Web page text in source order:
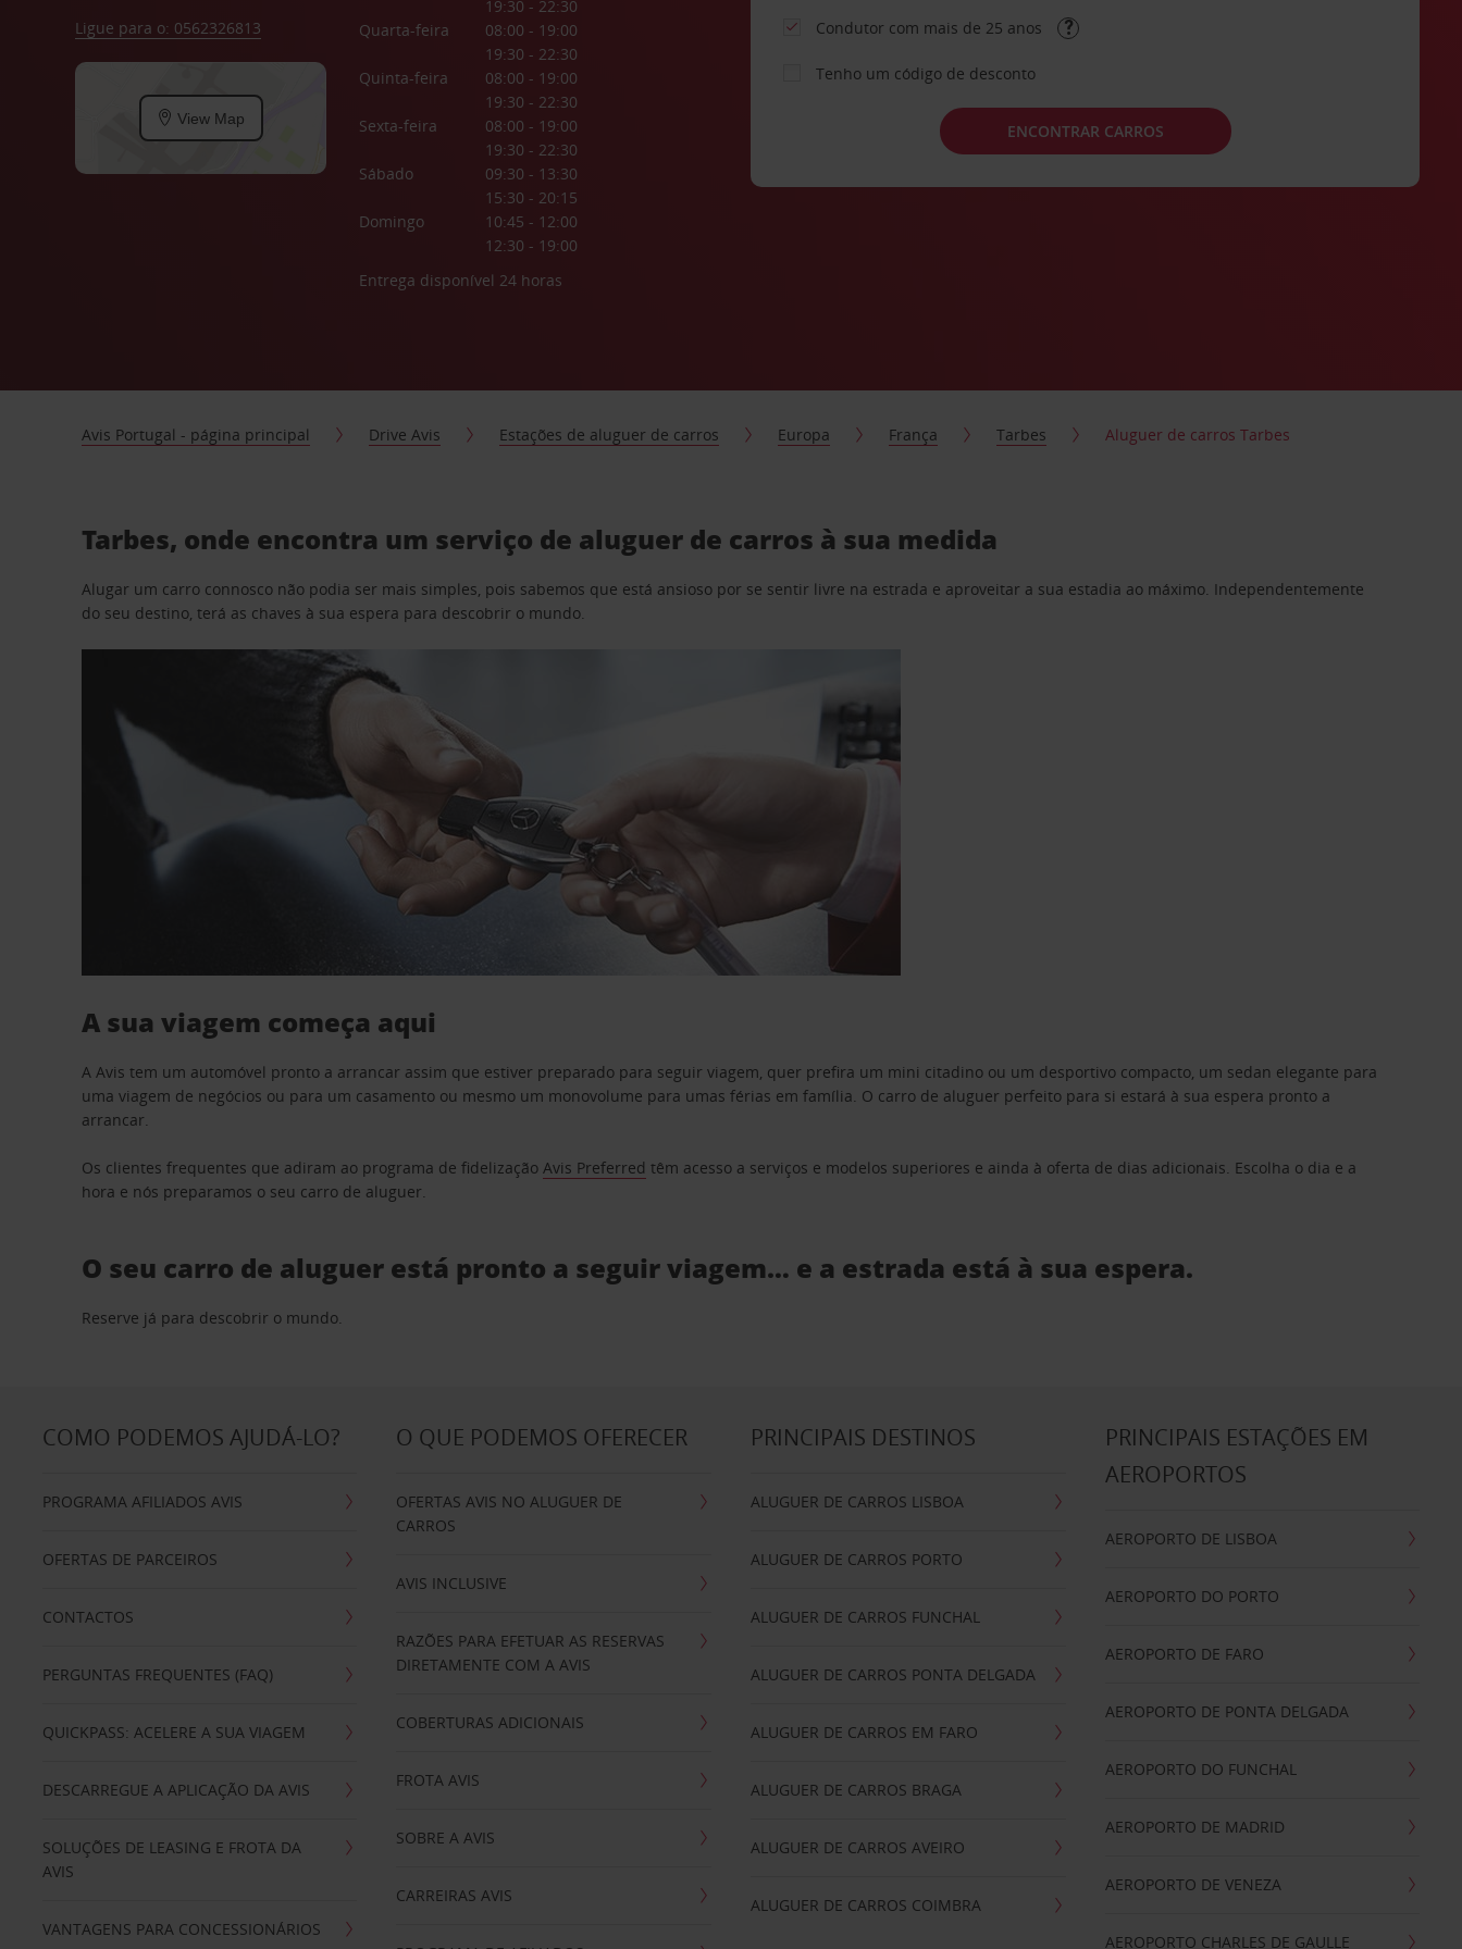
Ligue para o: 0562326813
View Map
19:30 - 22:30
Quarta-feira
08:00 - 19:00
19:30 - 22:30
Quinta-feira
08:00 - 19:00
19:30 - 22:30
Sexta-feira
08:00 - 19:00
19:30 - 22:30
Sábado
09:30 - 13:30
15:30 - 20:15
Domingo
10:45 - 12:00
12:30 - 19:00
Entrega disponível 24 horas
Condutor com mais de 25 anos
Tenho um código de desconto
ENCONTRAR CARROS
Avis Portugal - página principal Drive Avis Estações de aluguer de carros Europa França Tarbes Aluguer de carros Tarbes
Tarbes, onde encontra um serviço de aluguer de carros à sua medida
Alugar um carro connosco não podia ser mais simples, pois sabemos que está ansioso por se sentir livre na estrada e aproveitar a sua estadia ao máximo. Independentemente
do seu destino, terá as chaves à sua espera para descobrir o mundo.
A sua viagem começa aqui
A Avis tem um automóvel pronto a arrancar assim que estiver preparado para seguir viagem, quer prefira um mini citadino ou um desportivo compacto, um sedan elegante para
uma viagem de negócios ou para um casamento ou mesmo um monovolume para umas férias em família. O carro de aluguer perfeito para si estará à sua espera pronto a
arrancar.
Os clientes frequentes que adiram ao programa de fidelizaçãoAvis Preferred têm acesso a serviços e modelos superiores e ainda à oferta de dias adicionais. Escolha o dia e a
hora e nós preparamos o seu carro de aluguer.
O seu carro de aluguer está pronto a seguir viagem… e a estrada está à sua espera.
Reserve já para descobrir o mundo.
COMO PODEMOS AJUDÁ-LO?
PROGRAMA AFILIADOS AVIS
OFERTAS DE PARCEIROS
CONTACTOS
PERGUNTAS FREQUENTES (FAQ)
QUICKPASS: ACELERE A SUA VIAGEM
DESCARREGUE A APLICAÇÃO DA AVIS
SOLUÇÕES DE LEASING E FROTA DA
AVIS
VANTAGENS PARA CONCESSIONÁRIOS
O QUE PODEMOS OFERECER
OFERTAS AVIS NO ALUGUER DE
CARROS
AVIS INCLUSIVE
RAZÕES PARA EFETUAR AS RESERVAS
DIRETAMENTE COM A AVIS
COBERTURAS ADICIONAIS
FROTA AVIS
SOBRE A AVIS
CARREIRAS AVIS
PRINCIPAIS DESTINOS
ALUGUER DE CARROS LISBOA
ALUGUER DE CARROS PORTO
ALUGUER DE CARROS FUNCHAL
ALUGUER DE CARROS PONTA DELGADA
ALUGUER DE CARROS EM FARO
ALUGUER DE CARROS BRAGA
ALUGUER DE CARROS AVEIRO
ALUGUER DE CARROS COIMBRA
PRINCIPAIS ESTAÇÕES EM
AEROPORTOS
AEROPORTO DE LISBOA
AEROPORTO DO PORTO
AEROPORTO DE FARO
AEROPORTO DE PONTA DELGADA
AEROPORTO DO FUNCHAL
AEROPORTO DE MADRID
AEROPORTO DE VENEZA
AEROPORTO CHARLES DE GAULLE